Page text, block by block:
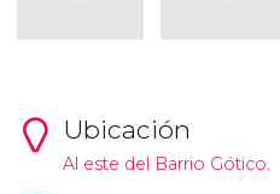
Ubicación
Al este del Barrio Gótico.